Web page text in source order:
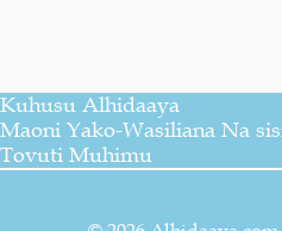
AL-
QUR-
AAN
AL-
(Alhidaaya)
Kuhusu Alhidaaya
Maoni Yako-Wasiliana Na
Tovuti Muhimu